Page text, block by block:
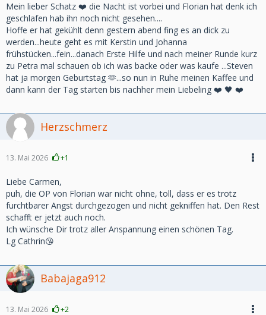
Mein lieber Schatz ❤️ die Nacht ist vorbei und Florian hat denk ich
geschlafen hab ihn noch nicht gesehen....
Hoffe er hat gekühlt denn gestern abend fing es an dick zu
werden...heute geht es mit Kerstin und Johanna
frühstücken...fein...danach Erste Hilfe und nach meiner Runde kurz
zu Petra mal schauen ob ich was backe oder was kaufe ...Steven
hat ja morgen Geburtstag 🫶...so nun in Ruhe meinen Kaffee und
dann kann der Tag starten bis nachher mein Liebeling ❤️ 🖤 ❤️
Herzschmerz
13. Mai 2026 +1
Liebe Carmen,
puh, die OP von Florian war nicht ohne, toll, dass er es trotz
furchtbarer Angst durchgezogen und nicht gekniffen hat. Den Rest
schafft er jetzt auch noch.
Ich wünsche Dir trotz aller Anspannung einen schönen Tag.
Lg Cathrin😘
Babajaga912
13. Mai 2026 +2